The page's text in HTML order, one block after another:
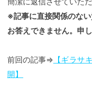
※記事に直接関係のな
お答えできません。申
前回の記事⇒ 【ギラサ
開】